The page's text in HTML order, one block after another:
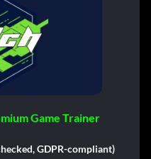
Game Trainer
GDPR-compliant)